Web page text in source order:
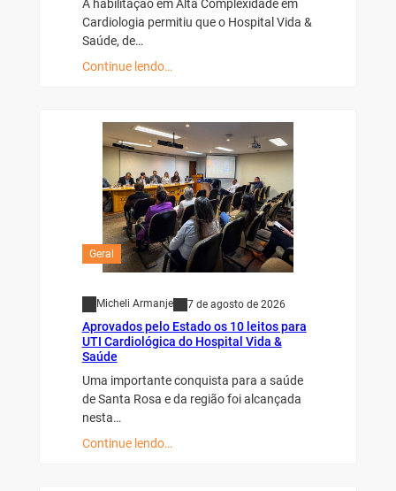
A habilitação em Alta Complexidade em
Cardiologia permitiu que o Hospital Vida &
Saúde, de…
Continue lendo…
Geral
Micheli Armanje 7 de agosto de 2026
Aprovados pelo Estado os 10 leitos para
UTI Cardiológica do Hospital Vida &
Saúde
Uma importante conquista para a saúde
de Santa Rosa e da região foi alcançada
nesta…
Continue lendo…